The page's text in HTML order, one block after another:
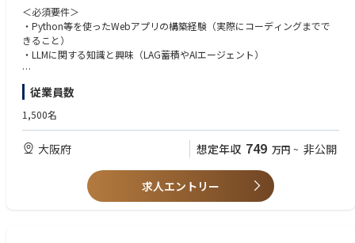
・故障受付オペレータ等との会話をしながら要件をまとめて、設計・製造
していく。醸成
＜具体的な案件例＞
・OpSと連携し、条件に沿ったメールを自動通知するシステムの構築（＋
電話連携）など
上記業務に従事後、中長期的にはご本人の希望、適性・パフォーマンス等
を踏まえ、下記業務に配属する場合がある。
後も定期的に将来のキャリアに関する対話の場を設けています。）
・ 企業・公共機関等のお客様へ向けたコンサルティング、ICTソリューシ
＜必須要件＞
・Python等を使ったWebアプリの構築経験（実際にコーディングまでで
きること）
・LLMに関する知識と興味（LAG蓄積やAIエージェント）
＜歓迎要件＞
・3人以上のチームでのプロジェクトマネジメント経験（3年以上）
・利用者/お客様要望をヒアリングし、形（アプリ）へ落とし込める人
材。
・所掌しているツール類を管理し維持メンテのマネジメントができる人
従業員数
1,500名
大阪府 想定年収 749 万円 ~ 非公開
求人エントリー